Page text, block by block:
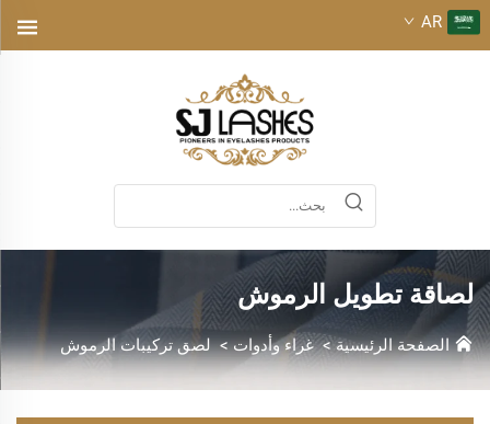
AR
لصاقة تطويل الرموش
الصفحة الرئيسية>غراء وأدوات>لصق تركيبات الرموش